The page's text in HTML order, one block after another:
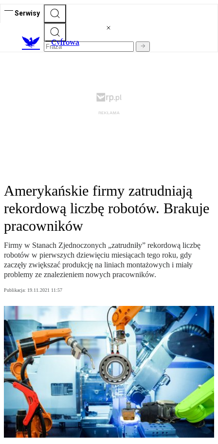
Serwisy
Cyfrowa
Amerykańskie firmy zatrudniają
rekordową liczbę robotów. Brakuje
pracowników
Firmy w Stanach Zjednoczonych „zatrudniły” rekordową liczbę
robotów w pierwszych dziewięciu miesiącach tego roku, gdy
zaczęły zwiększać produkcję na liniach montażowych i miały
problemy ze znalezieniem nowych pracowników.
Publikacja: 19.11.2021 11:57